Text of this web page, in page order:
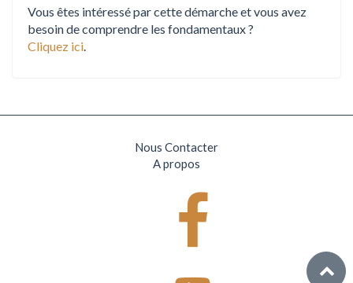
Vous êtes intéressé par cette démarche et vous avez
besoin de comprendre les fondamentaux ?
Cliquez ici
Nous Contacter
A propos